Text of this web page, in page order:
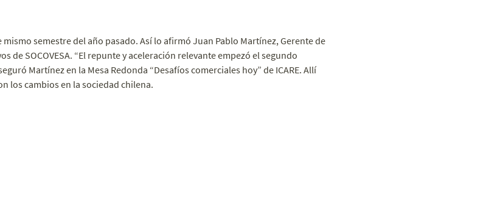
semestre del año pasado. Así lo afirmó Juan Pablo Martínez, Gerente de
de SOCOVESA. “El repunte y aceleración relevante empezó el segundo
Martínez en la Mesa Redonda “Desafíos comerciales hoy” de ICARE. Allí
los cambios en la sociedad chilena.